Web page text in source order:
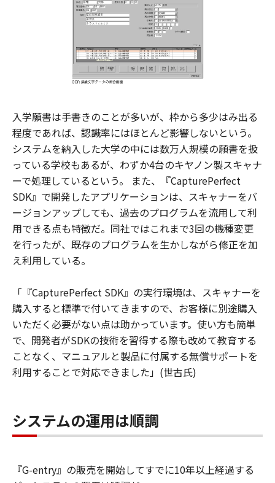
入学願書は手書きのことが多いが、枠から多少はみ出る
程度であれば、認識率にはほとんど影響しないという。
システムを納入した大学の中には数万人規模の願書を扱
っている学校もあるが、わずか4台のキヤノン製スキャナ
ーで処理しているという。 また、『CapturePerfect
SDK』で開発したアプリケーションは、スキャナーをバ
ージョンアップしても、過去のプログラムを流用して利
用できる点も特徴だ。同社ではこれまで3回の機種変更
を行ったが、既存のプログラムを生かしながら修正を加
え利用している。
「『CapturePerfect SDK』の実行環境は、スキャナーを
購入すると標準で付いてきますので、お客様に別途購入
いただく必要がない点は助かっています。使い方も簡単
で、開発者がSDKの技術を習得する際も改めて教育する
ことなく、マニュアルと製品に付属する無償サポートを
利用することで対応できました」(世古氏)
システムの運用は順調
『G-entry』の販売を開始してすでに10年以上経過する